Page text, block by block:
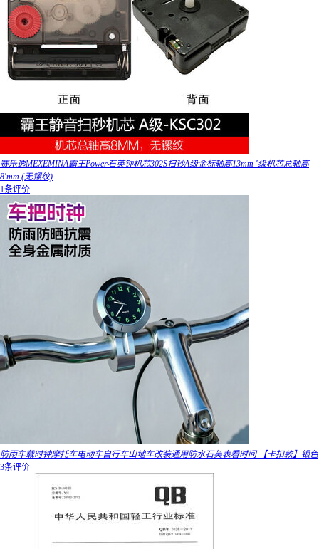
赛乐透MEXEMINA霸王Power石英钟机芯302S扫秒A级金标轴高13mm '级机芯总轴高
8'mm (无镙纹)
1条评价
防雨车载时钟摩托车电动车自行车山地车改装通用防水石英表看时间 【卡扣款】银色
3条评价